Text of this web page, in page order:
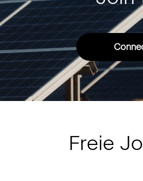
Freie